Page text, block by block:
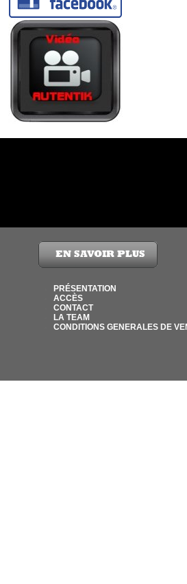
PRÉSENTATION
ACCÈS
CONTACT
LA TEAM
CONDITIONS GENERALES DE